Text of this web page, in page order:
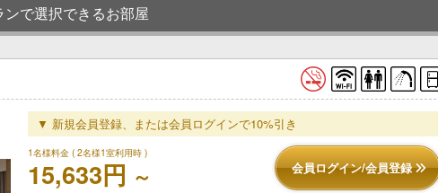
ンで選択できるお部屋
▼ 新規会員登録、または会員ログインで10%引き
1名様料金 ( 2名様1室利用時 )
15,633円 ～ 会員ログイン/会員登録